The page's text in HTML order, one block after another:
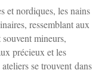
et nordiques, les nains
ressemblant aux
mineurs,
précieux et les
se trouvent dans